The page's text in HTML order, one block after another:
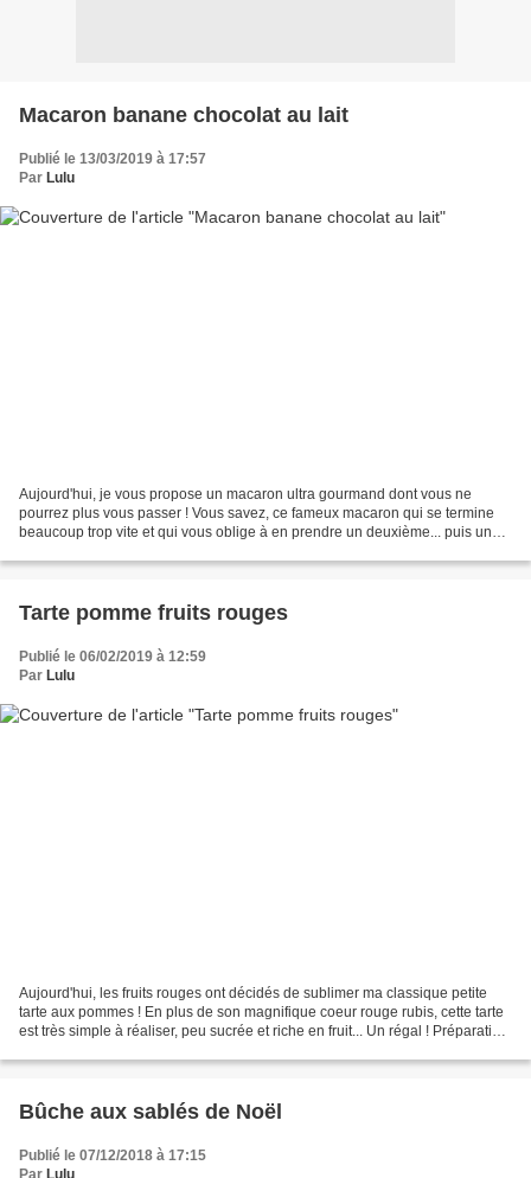
Macaron banane chocolat au lait
Publié le 13/03/2019 à 17:57
Par Lulu
Aujourd'hui, je vous propose un macaron ultra gourmand dont vous ne
pourrez plus vous passer ! Vous savez, ce fameux macaron qui se termine
beaucoup trop vite et qui vous oblige à en prendre un deuxième... puis un
Tarte pomme fruits rouges
Publié le 06/02/2019 à 12:59
Par Lulu
Aujourd'hui, les fruits rouges ont décidés de sublimer ma classique petite
tarte aux pommes ! En plus de son magnifique coeur rouge rubis, cette tarte
est très simple à réaliser, peu sucrée et riche en fruit... Un régal ! Préparation
Bûche aux sablés de Noël
Publié le 07/12/2018 à 17:15
Par Lulu